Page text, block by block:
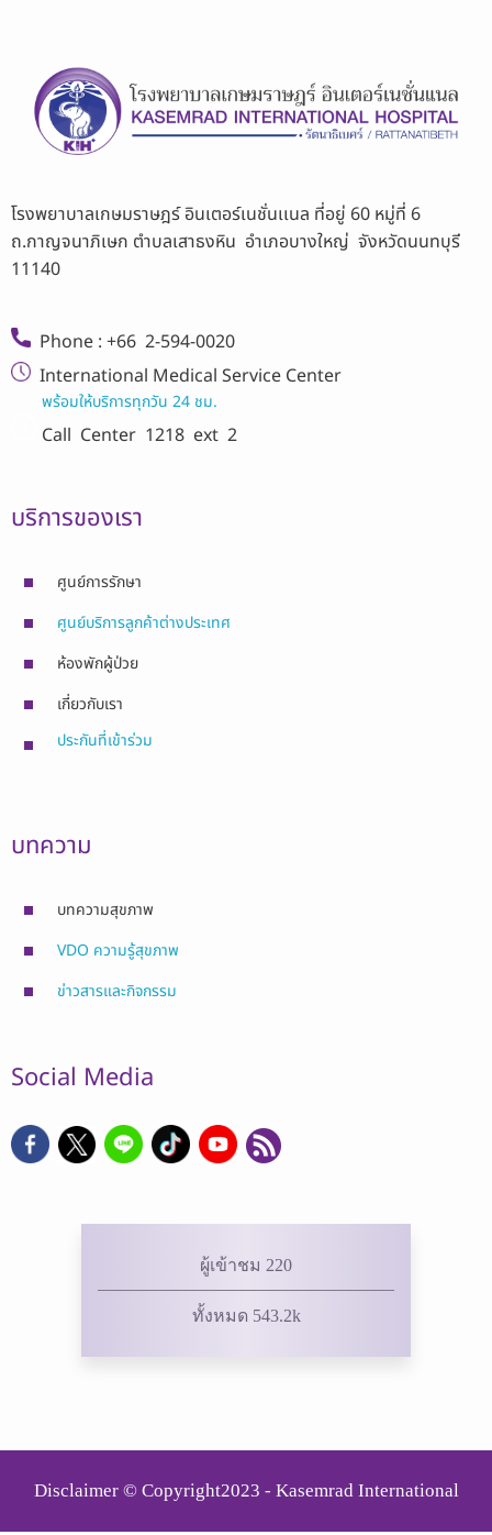
โรงพยาบาลเกษมราษฎร์ อินเตอร์เนชั่นเเนล ที่อยู่ 60 หมู่ที่ 6
ถ.กาญจนาภิเษก ตำบลเสาธงหิน อำเภอบางใหญ่ จังหวัดนนทบุรี
11140
Phone : +66 2-594-0020
International Medical Service Center
พร้อมให้บริการทุกวัน 24 ชม.
Call Center 1218 ext 2
บริการของเรา
ศูนย์การรักษา
ศูนย์บริการลูกค้าต่างประเทศ
ห้องพักผู้ป่วย
เกี่ยวกับเรา
ประกันที่เข้าร่วม
บทความ
บทความสุขภาพ
VDO ความรู้สุขภาพ
ข่าวสารและกิจกรรม
Social Media
ผู้เข้าชม 220
ทั้งหมด 543.2k
Disclaimer © Copyright2023 - Kasemrad International